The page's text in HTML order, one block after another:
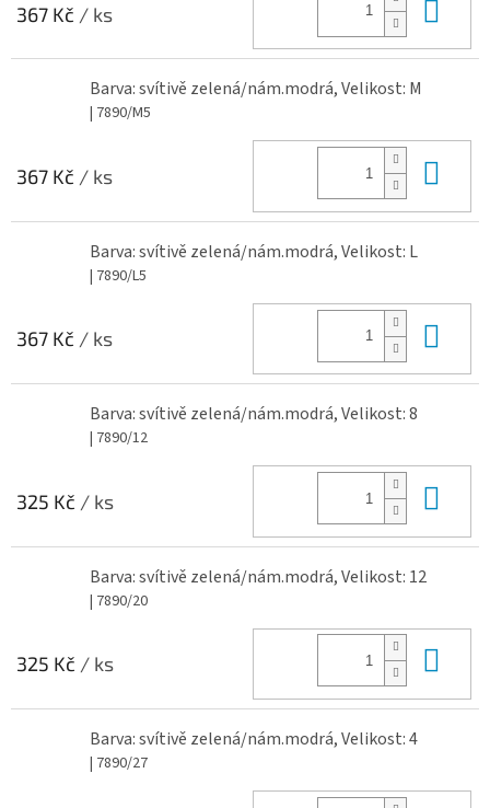
367 Kč / ks
Barva: svítivě zelená/nám.modrá, Velikost: M
| 7890/M5
367 Kč / ks
Barva: svítivě zelená/nám.modrá, Velikost: L
| 7890/L5
367 Kč / ks
Barva: svítivě zelená/nám.modrá, Velikost: 8
| 7890/12
325 Kč / ks
Barva: svítivě zelená/nám.modrá, Velikost: 12
| 7890/20
325 Kč / ks
Barva: svítivě zelená/nám.modrá, Velikost: 4
| 7890/27